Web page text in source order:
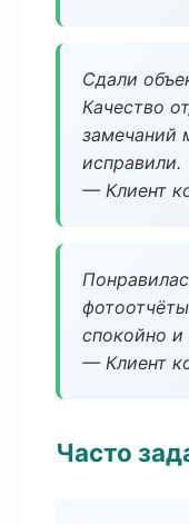
Сдали
Качество
замечаний
исправили.
— Клиент
спокойно и
— Клиент
Часто